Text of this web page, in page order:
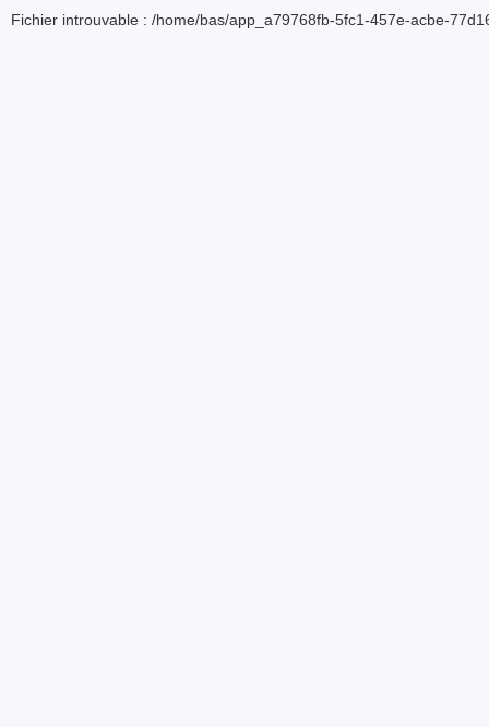
Fichier introuvable : /home/bas/app_a79768fb-5fc1-457e-acbe-